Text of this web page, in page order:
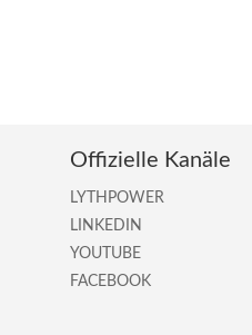
Offizielle Kanäle
LYTHPOWER
LINKEDIN
YOUTUBE
FACEBOOK